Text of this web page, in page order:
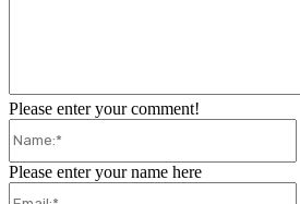
Please enter your comment!
Please enter your name here